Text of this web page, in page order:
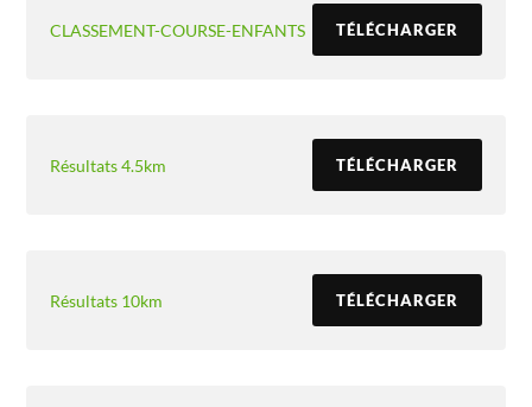
CLASSEMENT-COURSE-ENFANTS TÉLÉCHARGER
Résultats 4.5km TÉLÉCHARGER
Résultats 10km TÉLÉCHARGER